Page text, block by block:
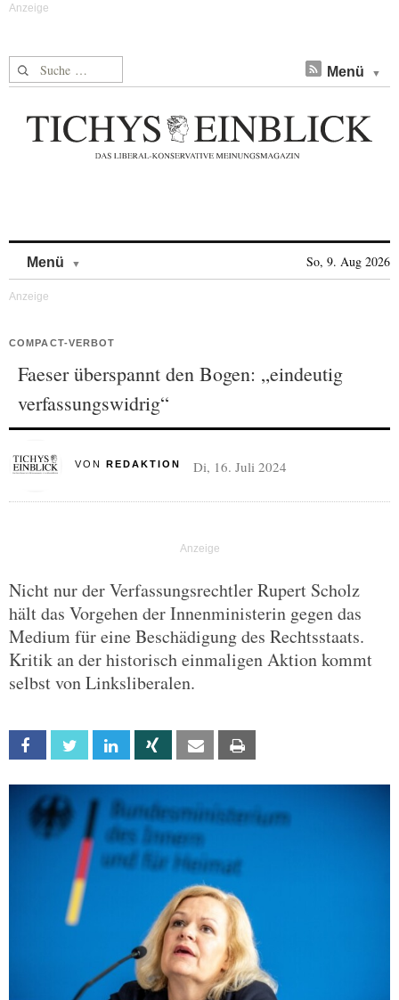
Suche nach: Menü
Menü So, 9. Aug 2026
COMPACT-VERBOT
Faeser überspannt den Bogen: „eindeutig
verfassungswidrig“
VON REDAKTION Di, 16. Juli 2024
Nicht nur der Verfassungsrechtler Rupert Scholz
hält das Vorgehen der Innenministerin gegen das
Medium für eine Beschädigung des Rechtsstaats.
Kritik an der historisch einmaligen Aktion kommt
selbst von Linksliberalen.
Facebook Twitter Linkedin Xing Email